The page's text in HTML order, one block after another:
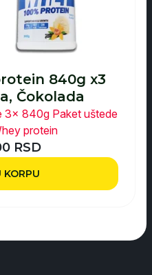
840g x3
Čokolada
3x 840g Paket uštede
protein
RSD
KORPU